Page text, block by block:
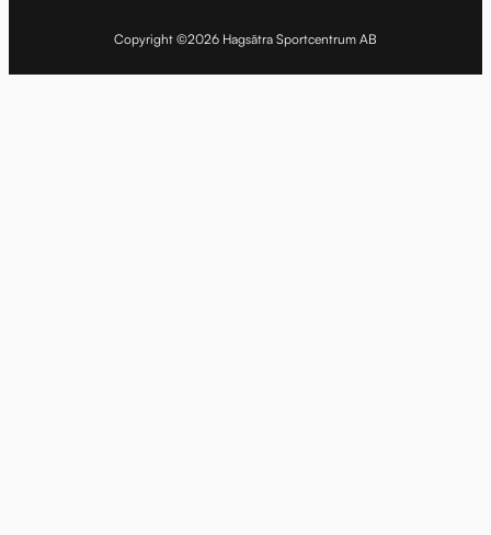
Copyright ©2026 Hagsätra Sportcentrum AB